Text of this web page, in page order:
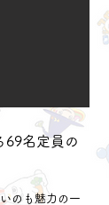
69名定員の
のも魅力の一